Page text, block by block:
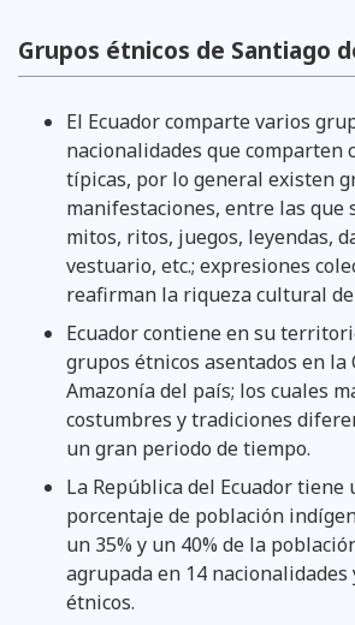
Grupos étnicos de Santiago
El Ecuador comparte varios
nacionalidades que comparten
típicas, por lo general existen
manifestaciones, entre las que
mitos, ritos, juegos, leyendas,
vestuario, etc.; expresiones
reafirman la riqueza cultural
Ecuador contiene en su
grupos étnicos asentados en la
Amazonía del país; los cuales
costumbres y tradiciones
un gran periodo de tiempo.
La República del Ecuador
porcentaje de población
un 35% y un 40% de la
agrupada en 14 nacionalidades
étnicos.